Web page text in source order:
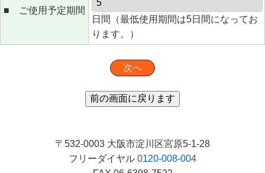
■ ご使用予定期間
日間（最低使用期間は5日間になってお
ります。）
〒532-0003 大阪市淀川区宮原5-1-28
フリーダイヤル 0120-008-004